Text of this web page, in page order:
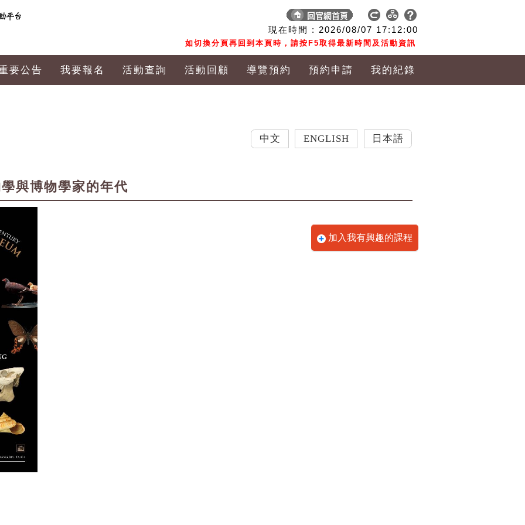
現在時間 : 2026/08/07 17:12:00
如切換分頁再回到本頁時，請按F5取得最新時間及活動資訊
要公告 我要報名 活動查詢 活動回顧 導覽預約 預約申請 我的紀錄
ENGLISH 日本語
與博物學家的年代
加入我有興趣的課程